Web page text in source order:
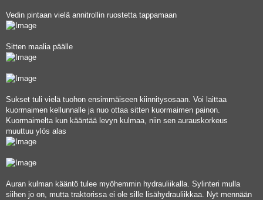
Vedin pintaan vielä annitrollin ruostetta tappamaan
Sitten maalia päälle
Sukset tuli vielä tuohon ensimmäiseen kiinnitysosaan. Voi laittaa
kuormaimen kellunnalle ja nuo ottaa sitten kuormaimen painon.
Kuormaimelta kun kääntää levyn kulmaa, niin sen aurauskorkeus
muuttuu ylös alas
Auran kulman kääntö tulee myöhemmin hydrauliikalla. Sylinteri mulla
siihen jo on, mutta traktorissa ei ole sille lisähydrauliikkaa. Nyt mennään